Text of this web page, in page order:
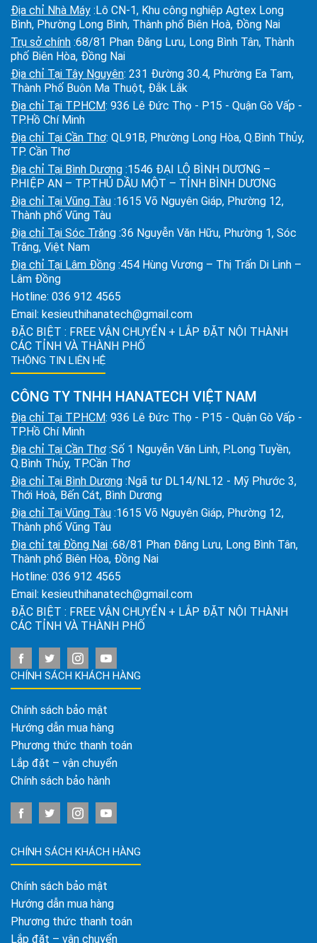
Địa chỉ Nhà Máy :Lô CN-1, Khu công nghiệp Agtex Long
Bình, Phường Long Bình, Thành phố Biên Hoà, Đồng Nai
Trụ sở chính :68/81 Phan Đăng Lưu, Long Bình Tân, Thành
phố Biên Hòa, Đồng Nai
Địa chỉ Tại Tây Nguyên: 231 Đường 30.4, Phường Ea Tam,
Thành Phố Buôn Ma Thuột, Đắk Lắk
Địa chỉ Tại TPHCM: 936 Lê Đức Thọ - P15 - Quận Gò Vấp -
TP.Hồ Chí Minh
Địa chỉ Tại Cần Thơ: QL91B, Phường Long Hòa, Q.Bình Thủy,
TP. Cần Thơ
Địa chỉ Tại Bình Dương :1546 ĐẠI LỘ BÌNH DƯƠNG –
P.HIỆP AN – TP.THỦ DẦU MỘT – TỈNH BÌNH DƯƠNG
Địa chỉ Tại Vũng Tàu :1615 Võ Nguyên Giáp, Phường 12,
Thành phố Vũng Tàu
Địa chỉ Tại Sóc Trăng :36 Nguyễn Văn Hữu, Phường 1, Sóc
Trăng, Việt Nam
Địa chỉ Tại Lâm Đồng :454 Hùng Vương – Thị Trấn Di Linh –
Lâm Đồng
Hotline: 036 912 4565
Email: kesieuthihanatech@gmail.com
ĐẶC BIỆT : FREE VẬN CHUYỂN + LẮP ĐẶT NỘI THÀNH
CÁC TỈNH VÀ THÀNH PHỐ
THÔNG TIN LIÊN HỆ
CÔNG TY TNHH HANATECH VIỆT NAM
Địa chỉ Tại TPHCM: 936 Lê Đức Thọ - P15 - Quận Gò Vấp -
TP.Hồ Chí Minh
Địa chỉ Tại Cần Thơ :Số 1 Nguyễn Văn Linh, P.Long Tuyền,
Q.Bình Thủy, TP.Cần Thơ
Địa chỉ Tại Bình Dương :Ngã tư DL14/NL12 - Mỹ Phước 3,
Thới Hoà, Bến Cát, Bình Dương
Địa chỉ Tại Vũng Tàu :1615 Võ Nguyên Giáp, Phường 12,
Thành phố Vũng Tàu
Địa chỉ tại Đồng Nai :68/81 Phan Đăng Lưu, Long Bình Tân,
Thành phố Biên Hòa, Đồng Nai
Hotline: 036 912 4565
Email: kesieuthihanatech@gmail.com
ĐẶC BIỆT : FREE VẬN CHUYỂN + LẮP ĐẶT NỘI THÀNH
CÁC TỈNH VÀ THÀNH PHỐ
CHÍNH SÁCH KHÁCH HÀNG
Chính sách bảo mật
Hướng dẫn mua hàng
Phương thức thanh toán
Lắp đặt – vận chuyển
Chính sách bảo hành
CHÍNH SÁCH KHÁCH HÀNG
Chính sách bảo mật
Hướng dẫn mua hàng
Phương thức thanh toán
Lắp đặt – vận chuyển